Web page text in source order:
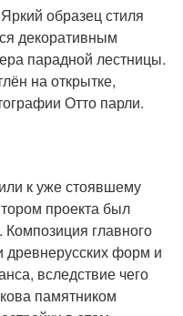
образец стиля
декоративным
парадной лестницы.
на открытке,
Отто парли.
к уже стоявшему
проекта был
главного
древнерусских форм и
вследствие чего
памятником